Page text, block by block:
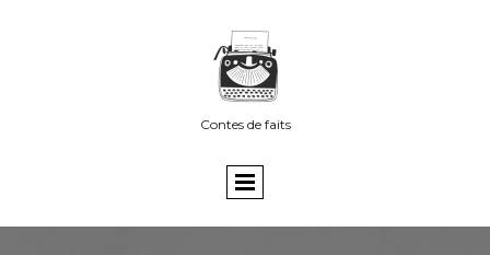
Contes de faits